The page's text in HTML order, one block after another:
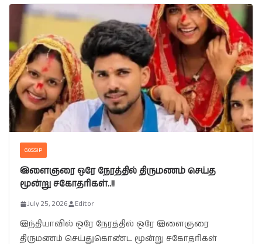
GOSSIP
இளைஞரை ஒரே நேரத்தில் திருமணம் செய்த
மூன்று சகோதரிகள்..!!
July 25, 2026 Editor
இந்தியாவில் ஒரே நேரத்தில் ஒரே இளைஞரை
திருமணம் செய்துகொண்ட மூன்று சகோதரிகள்